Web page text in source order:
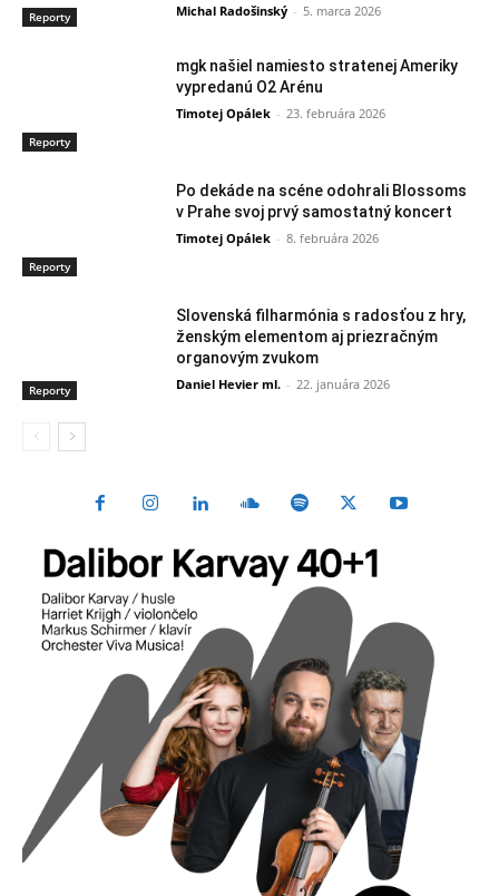
Reporty Michal Radošinský - 5. marca 2026
Reporty
mgk našiel namiesto stratenej Ameriky
vypredanú O2 Arénu
Timotej Opálek - 23. februára 2026
Reporty
Po dekáde na scéne odohrali Blossoms
v Prahe svoj prvý samostatný koncert
Timotej Opálek - 8. februára 2026
Reporty
Slovenská filharmónia s radosťou z hry,
ženským elementom aj priezračným
organovým zvukom
Daniel Hevier ml. - 22. januára 2026